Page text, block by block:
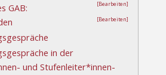
[Bearbeiten]
GAB:
[Bearbeiten]
in der
und Stufenleiter*innen-